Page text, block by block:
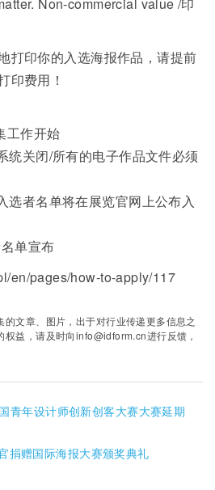
打印你的入选海报作品，请提前
印费用！
工作开始
统关闭/所有的电子作品文件必须
选者名单将在展览官网上公布入
单宣布
en/pages/how-to-apply/117
文章、图片，出于对行业传递更多信息之
权益，请及时向info@idform.cn进行反馈，
青年设计师创新创客大赛大赛延期
捐赠国际海报大赛颁奖典礼